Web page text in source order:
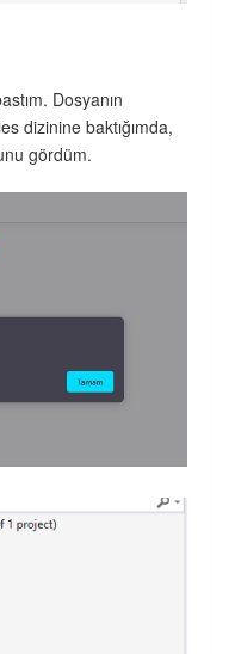
Dosyanın
dizinine baktığımda,
gördüm.